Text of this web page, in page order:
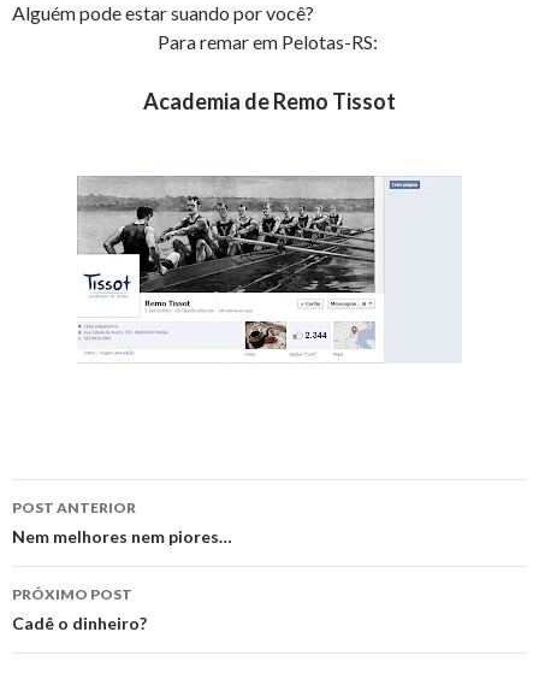
Alguém pode estar suando por você?
Para remar em Pelotas-RS:
Academia de Remo Tissot
Navegação
de
posts
POST ANTERIOR
Nem melhores nem piores…
PRÓXIMO POST
Cadê o dinheiro?